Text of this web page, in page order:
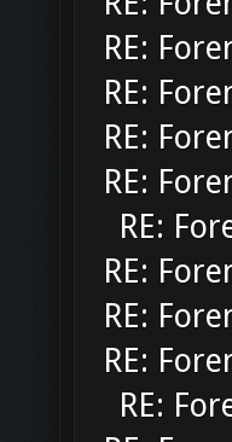
RE:
RE:
RE:
RE:
RE:
RE:
RE:
RE:
RE: